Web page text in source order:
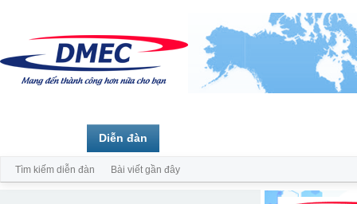
Diễn đàn
Tìm kiếm diễn đàn Bài viết gần đây